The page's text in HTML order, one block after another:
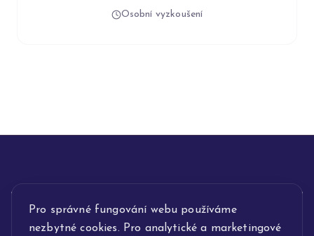
Pro správné fungování webu používáme
nezbytné cookies. Pro analytické a marketingové
Osobní vyzkoušení
INFORMACE